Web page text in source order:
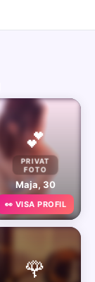
💕
PRIVAT
FOTO
Maja, 30
👀 VISA PROFIL
🌹